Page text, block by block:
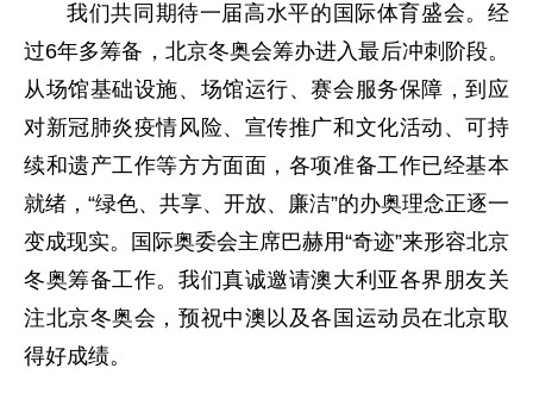
我们共同期待一届高水平的国际体育盛会。经
过6年多筹备，北京冬奥会筹办进入最后冲刺阶段。
从场馆基础设施、场馆运行、赛会服务保障，到应
对新冠肺炎疫情风险、宣传推广和文化活动、可持
续和遗产工作等方方面面，各项准备工作已经基本
就绪，“绿色、共享、开放、廉洁”的办奥理念正逐一
变成现实。国际奥委会主席巴赫用“奇迹”来形容北京
冬奥筹备工作。我们真诚邀请澳大利亚各界朋友关
注北京冬奥会，预祝中澳以及各国运动员在北京取
得好成绩。